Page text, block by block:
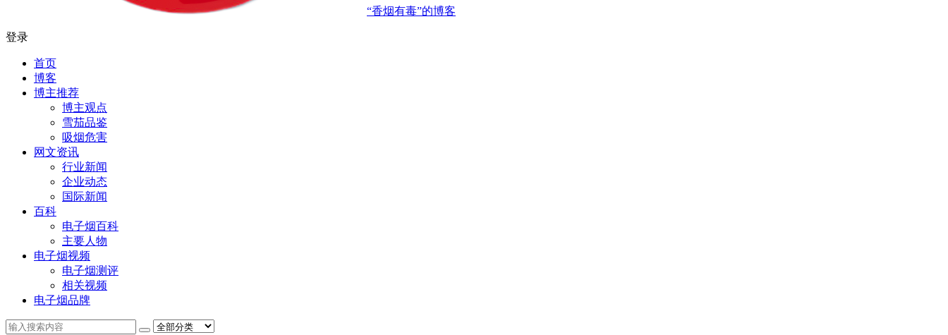
“香烟有毒”的博客
登录
首页
博客
博主推荐
博主观点
雪茄品鉴
吸烟危害
网文资讯
行业新闻
企业动态
国际新闻
百科
电子烟百科
主要人物
电子烟视频
电子烟测评
相关视频
电子烟品牌